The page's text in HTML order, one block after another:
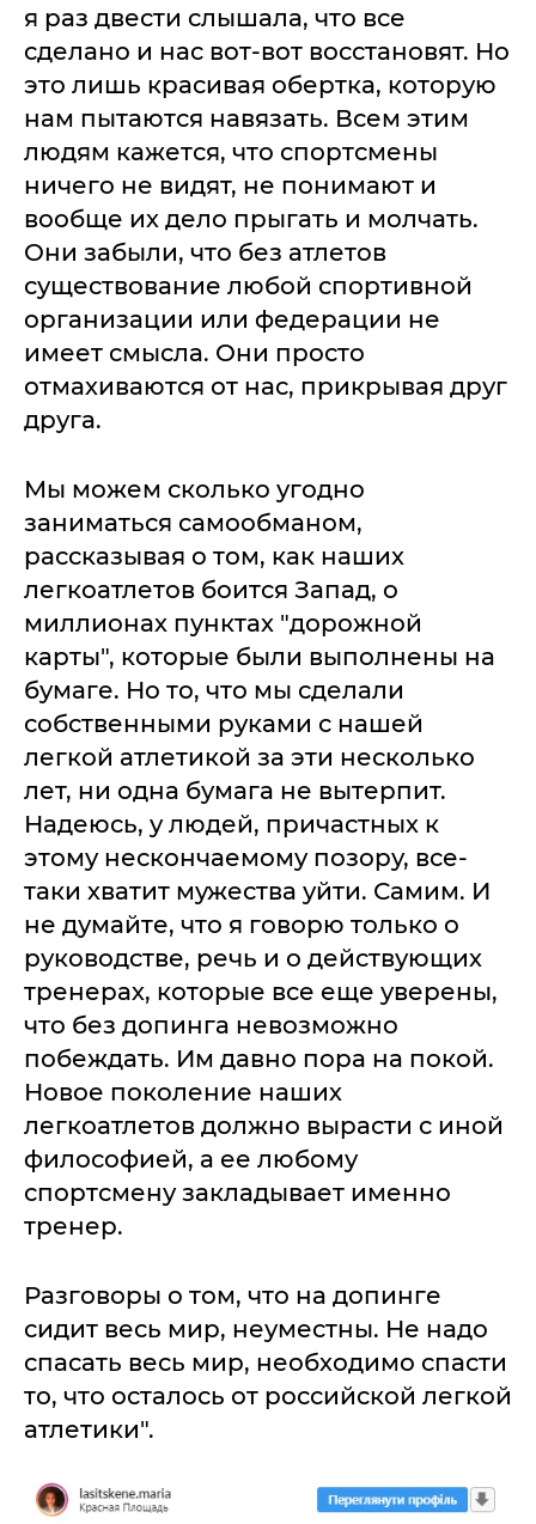
я раз двести слышала, что все
сделано и нас вот-вот восстановят. Но
это лишь красивая обертка, которую
нам пытаются навязать. Всем этим
людям кажется, что спортсмены
ничего не видят, не понимают и
вообще их дело прыгать и молчать.
Они забыли, что без атлетов
существование любой спортивной
организации или федерации не
имеет смысла. Они просто
отмахиваются от нас, прикрывая друг
друга.
Мы можем сколько угодно
заниматься самообманом,
рассказывая о том, как наших
легкоатлетов боится Запад, о
миллионах пунктах "дорожной
карты", которые были выполнены на
бумаге. Но то, что мы сделали
собственными руками с нашей
легкой атлетикой за эти несколько
лет, ни одна бумага не вытерпит.
Надеюсь, у людей, причастных к
этому нескончаемому позору, все-
таки хватит мужества уйти. Самим. И
не думайте, что я говорю только о
руководстве, речь и о действующих
тренерах, которые все еще уверены,
что без допинга невозможно
побеждать. Им давно пора на покой.
Новое поколение наших
легкоатлетов должно вырасти с иной
философией, а ее любому
спортсмену закладывает именно
тренер.
Разговоры о том, что на допинге
сидит весь мир, неуместны. Не надо
спасать весь мир, необходимо спасти
то, что осталось от российской легкой
атлетики".